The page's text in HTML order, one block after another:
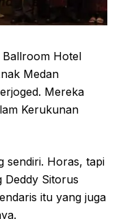
Ballroom Hotel
Medan
Mereka
Kerukunan
sendiri. Horas, tapi
Deddy Sitorus
itu yang juga